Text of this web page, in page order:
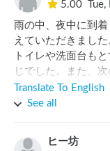
5.00
雨の中、夜中に到
えていただきました
トイレや洗面台も
じでした。また、
いていたり、近くの
ても親切でした。次
Translate To English
See all
ヒー坊